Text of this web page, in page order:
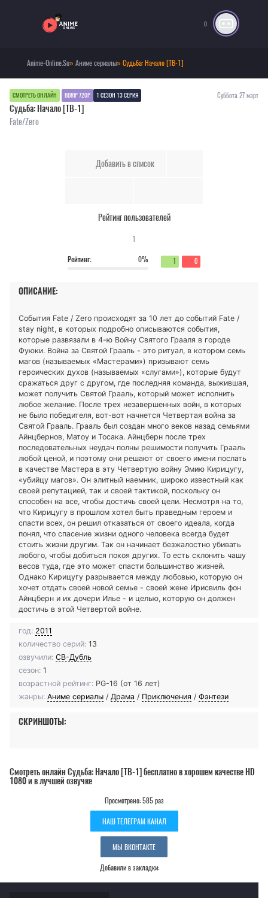
0
Anime-Online.Su»Аниме сериалы» Судьба: Начало [ТВ-1]
СМОТРЕТЬ ОНЛАЙН BDRIP 720P 1 СЕЗОН 13 СЕРИЯ Суббота 27 март
Судьба: Начало [ТВ-1]
Fate/Zero
Добавить в список
Рейтинг пользователей
1
Рейтинг:
0% 1 0
ОПИСАНИЕ:
События Fate / Zero происходят за 10 лет до событий Fate /
stay night, в которых подробно описываются события,
которые развязали в 4-ю Войну Святого Грааля в городе
Фуюки. Война за Святой Грааль - это ритуал, в котором семь
магов (называемых «Мастерами») призывают семь
героических духов (называемых «слугами»), которые будут
сражаться друг с другом, где последняя команда, выжившая,
может получить Святой Грааль, который может исполнить
любое желание. После трех незавершенных войн, в которых
не было победителя, вот-вот начнется Четвертая война за
Святой Грааль. Грааль был создан много веков назад семьями
Айнцбернов, Матоу и Тосака. Айнцберн после трех
последовательных неудач полны решимости получить Грааль
любой ценой, и поэтому они решают от своего имени послать
в качестве Мастера в эту Четвертую войну Эмию Кирицугу,
«убийцу магов». Он элитный наемник, широко известный как
своей репутацией, так и своей тактикой, поскольку он
способен на все, чтобы достичь своей цели. Несмотря на то,
что Кирицугу в прошлом хотел быть праведным героем и
спасти всех, он решил отказаться от своего идеала, когда
понял, что спасение жизни одного человека всегда будет
стоить жизни другим. Так он начинает безжалостно убивать
любого, чтобы добиться покоя других. То есть склонить чашу
весов туда, где это может спасти большинство жизней.
Однако Кирицугу разрывается между любовью, которую он
хочет отдать своей новой семье - своей жене Ирисвиль фон
Айнцберн и их дочери Илье - и целью, которую он должен
достичь в этой Четвертой войне.
год: 2011
количество серий: 13
озвучили: СВ-Дубль
сезон: 1
возрастной рейтинг: PG-16 (от 16 лет)
жанры: Аниме сериалы / Драма / Приключения / Фэнтези
СКРИНШОТЫ:
Смотреть онлайн Судьба: Начало [ТВ-1] бесплатно в хорошем качестве HD
1080 и в лучшей озвучке
Просмотрено: 585 раз
НАШ ТЕЛЕГРАМ КАНАЛ
МЫ ВКОНТАКТЕ
Добавили в закладки: